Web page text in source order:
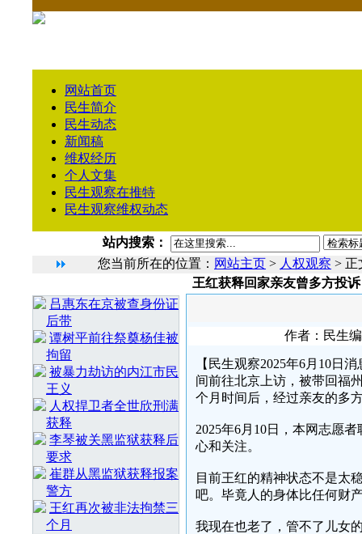
网站首页
民生简介
民生动态
新闻稿
维权经历
个人文集
民生观察在推特
民生观察维权动态
站内搜索：
您当前所在的位置： 网站主页 > 人权观察 > 正
吕惠东在京被查身份证
后带
谭树平前往祭奠杨佳被
拘留
被暴力劫访的内江市民
王义
人权捍卫者全世欣刑满
获释
李琴被关黑监狱获释后
要求
崔群从黑监狱获释报案
警方
王红再次被非法拘禁三
个月
王红获释回家亲友曾多方投诉
作者：民生
【民生观察2025年6月10日
间前往北京上访，被带回福
个月时间后，经过亲友的多
2025年6月10日，本网志愿
心和关注。
目前王红的精神状态不是太
吧。毕竟人的身体比任何财
我现在也老了，管不了儿女